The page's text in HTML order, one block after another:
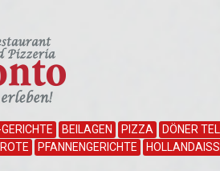
BEILAGEN PIZZA
DÖNER
PFANNENGERICHTE